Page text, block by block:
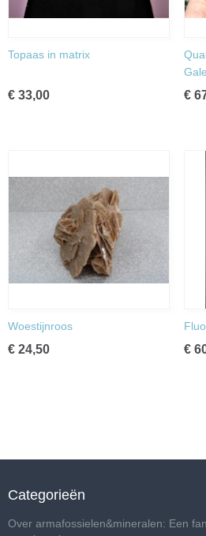
Topaas in matrix
€ 33,00 €
Woestijnroos
€ 24,50 €
Categorieën
Over armafossielen&mineralen: Een